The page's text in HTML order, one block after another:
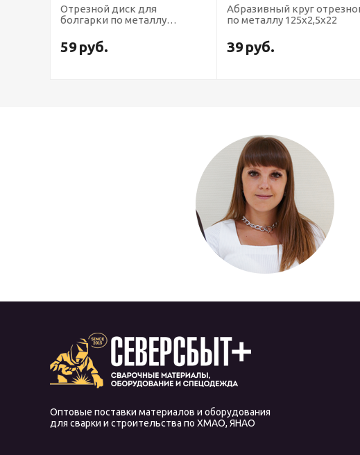
Отрезной диск для
болгарки по металлу
59руб.
Абразивный круг
по металлу 125х2,5х22
39руб.
Оптовые поставки материалов и оборудования
для сварки и строительства по ХМАО, ЯНАО